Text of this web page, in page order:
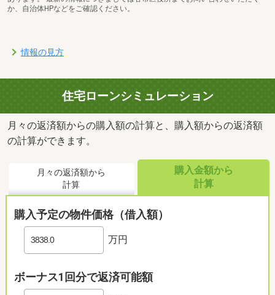
か、自治体HPなどをご確認ください。
情報の見方
住宅ローンシミュレーション
月々の返済額からの購入額の計算と、購入額からの返済額
の計算ができます。
月々の返済額から
計算
購入金額から
計算
購入予定の物件価格（借入額）
万円
ボーナス1回分で返済可能額